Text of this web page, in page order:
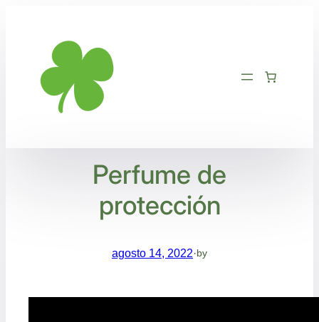
contenido
Perfume de
protección
agosto 14, 2022·by